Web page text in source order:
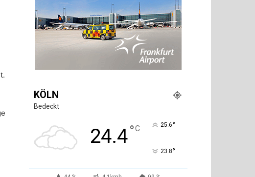
KÖLN
Bedeckt
24.4°C 25.6°
23.8°